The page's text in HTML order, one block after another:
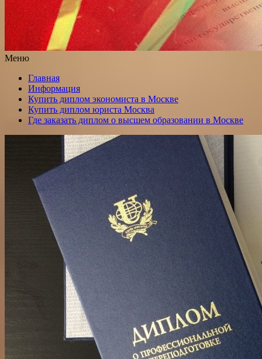
Меню
Главная
Информация
Купить диплом экономиста в Москве
Купить диплом юриста Москва
Где заказать диплом о высшем образовании в Москве